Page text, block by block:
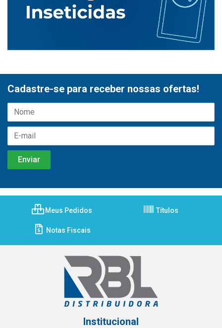
Cadastre-se para receber nossas ofertas!
Meus Pedidos Títulos
Notas Fiscais
Institucional